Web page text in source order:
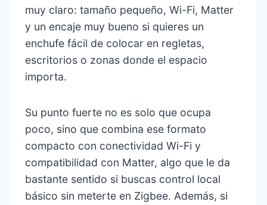
muy claro: tamaño pequeño, Wi-Fi, Matter
y un encaje muy bueno si quieres un
enchufe fácil de colocar en regletas,
escritorios o zonas donde el espacio
importa.
Su punto fuerte no es solo que ocupa
poco, sino que combina ese formato
compacto con conectividad Wi-Fi y
compatibilidad con Matter, algo que le da
bastante sentido si buscas control local
básico sin meterte en Zigbee. Además, si